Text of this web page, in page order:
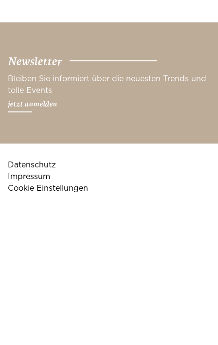
Newsletter
Bleiben Sie informiert über die neuesten Trends und
tolle Events
jetzt anmelden
Datenschutz
Impressum
Cookie Einstellungen